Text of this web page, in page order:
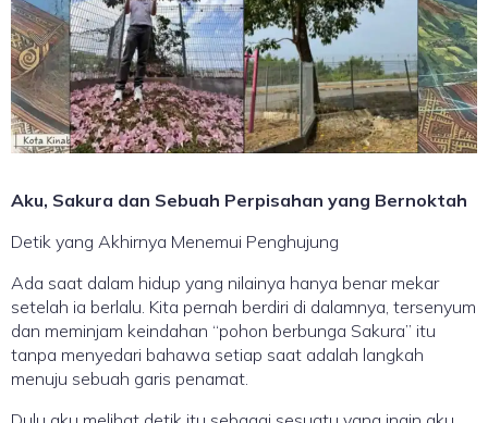
Aku, Sakura dan Sebuah Perpisahan yang Bernoktah
Detik yang Akhirnya Menemui Penghujung
Ada saat dalam hidup yang nilainya hanya benar mekar
setelah ia berlalu. Kita pernah berdiri di dalamnya, tersenyum
dan meminjam keindahan “pohon berbunga Sakura” itu
tanpa menyedari bahawa setiap saat adalah langkah
menuju sebuah garis penamat.